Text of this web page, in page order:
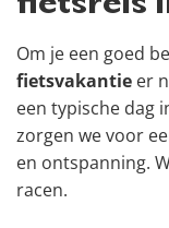
Om je een goed
fietsvakantie er
een typische dag
zorgen we voor
en ontspanning.
racen.